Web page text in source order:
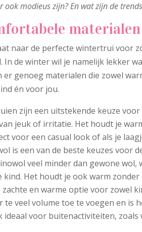
modieus zijn? En wat zijn de
naar de perfecte wintertrui voor
In de winter wil je namelijk lekker
genoeg materialen die zowel
én voor jou.
zijn een uitstekende keuze
jeuk of irritatie. Het houdt je
voor een casual look of als je
is een van de beste keuzes voor
veel minder dan gewone
kind. Het houdt je ook warm
zachte en warme optie voor zowel
te veel volume toe te voegen en is
ideaal voor buitenactiviteiten, zoals